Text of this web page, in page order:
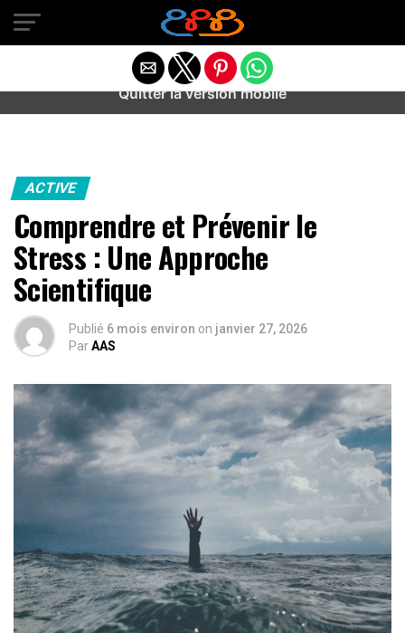
Warning
: preg_match(): Unknown modifier '/' in
/home/u589487443/domains/aideanxietestress.fr/
content/plugins/idev-post-views/includes/class-bots.php
ACTIVE
Comprendre et Prévenir le
Stress : Une Approche
Scientifique
Publié 6 mois environ on janvier 27, 2026
ParAAS
Quitter la version mobile